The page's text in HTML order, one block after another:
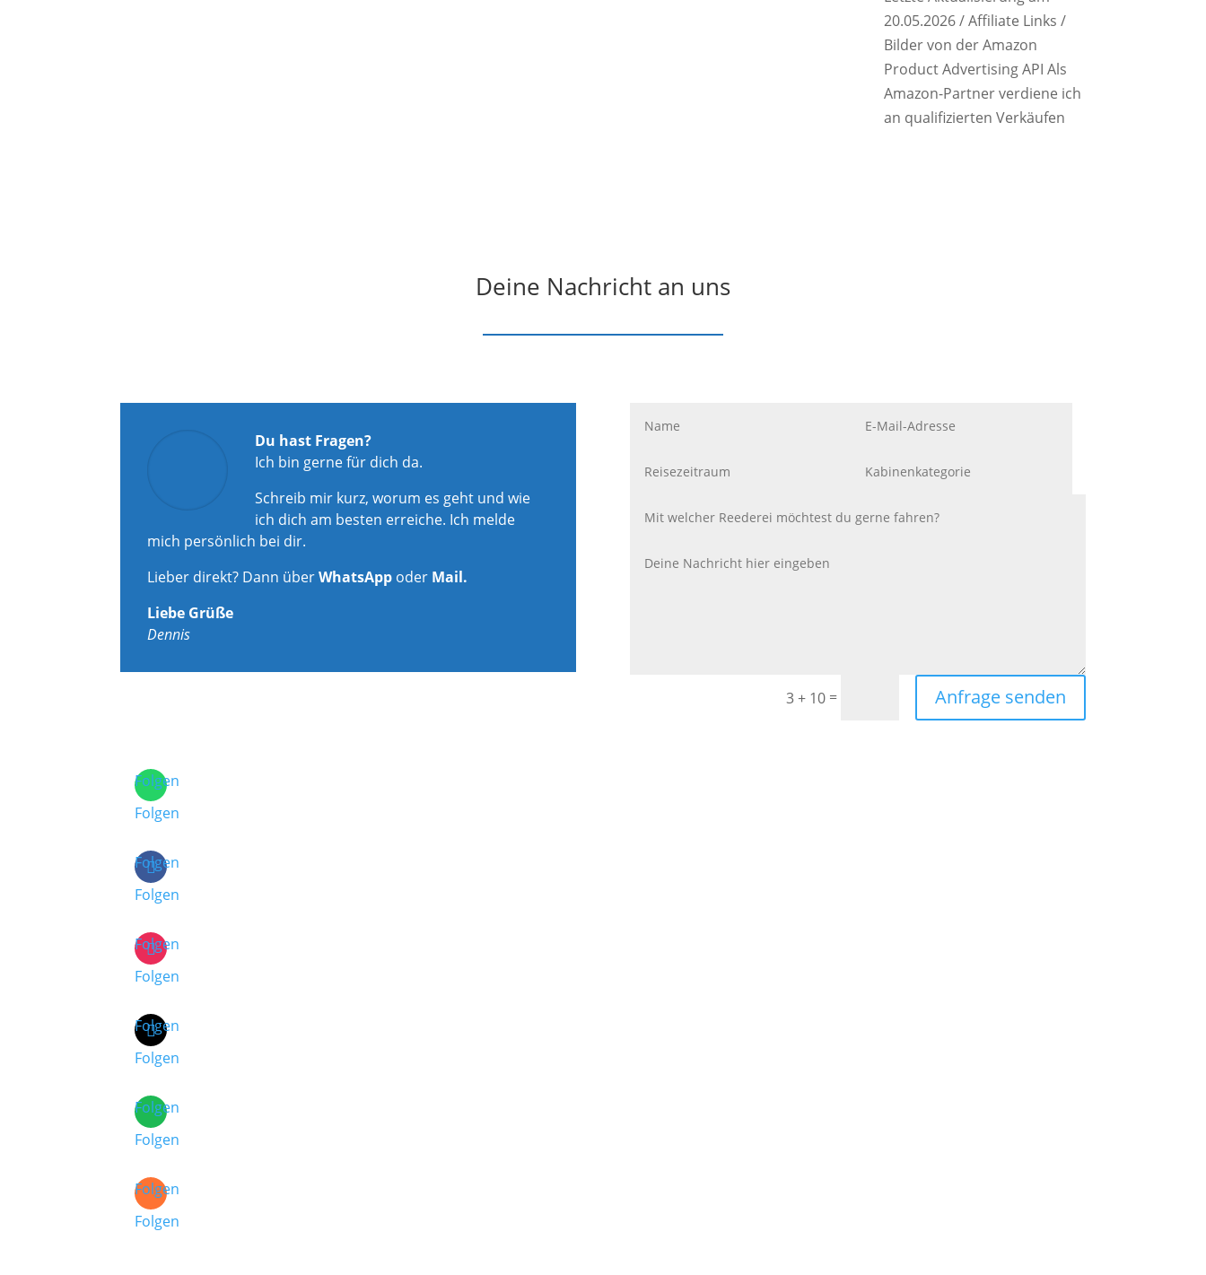
20.05.2026 / Affiliate Links /
Bilder von der Amazon
Product Advertising API Als
Amazon-Partner verdiene ich
an qualifizierten Verkäufen
Deine Nachricht an uns
Du hast Fragen?
Ich bin gerne für dich da.
Schreib mir kurz, worum es geht und wie
ich dich am besten erreiche. Ich melde
mich persönlich bei dir.
Lieber direkt? Dann überWhatsApp oder Mail.
Liebe Grüße
Dennis
3 + 10= Anfrage senden
Folgen
Folgen
Folgen
Folgen
Folgen
Folgen
Folgen
Folgen
Folgen
Folgen
Folgen
Folgen